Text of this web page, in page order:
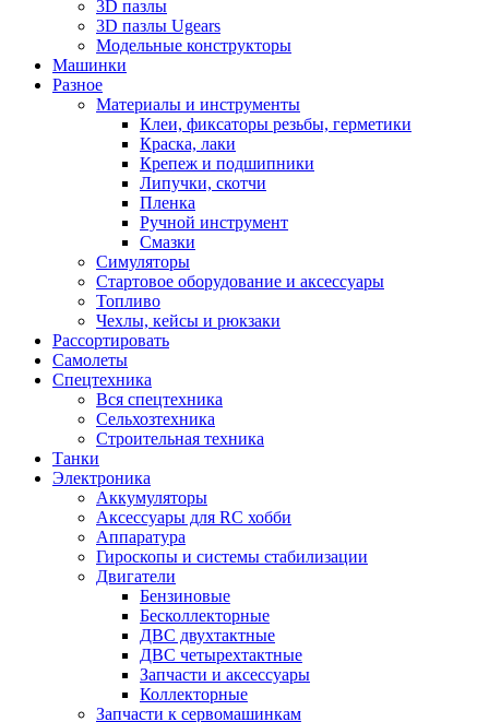
3D пазлы
3D пазлы Ugears
Модельные конструкторы
Машинки
Разное
Материалы и инструменты
Клеи, фиксаторы резьбы, герметики
Краска, лаки
Крепеж и подшипники
Липучки, скотчи
Пленка
Ручной инструмент
Смазки
Симуляторы
Стартовое оборудование и аксессуары
Топливо
Чехлы, кейсы и рюкзаки
Рассортировать
Самолеты
Спецтехника
Вся спецтехника
Сельхозтехника
Строительная техника
Танки
Электроника
Аккумуляторы
Аксессуары для RC хобби
Аппаратура
Гироскопы и системы стабилизации
Двигатели
Бензиновые
Бесколлекторные
ДВС двухтактные
ДВС четырехтактные
Запчасти и аксессуары
Коллекторные
Запчасти к сервомашинкам